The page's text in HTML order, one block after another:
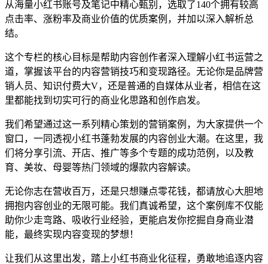
从海量小红书账号及笔记中精心甄别，选取了140个拥有较高
点击率、涨粉率及商业价值的优质案例，并加以深入解析总
结。
这个专栏的核心目标是帮助内容创作者深入理解小红书运营之
道，掌握该平台的内容营销技巧和变现路径。无论你是品牌营
销人员、知识付费大V，还是普通的自媒体从业者，相信在这
里都能找到切实可行的商业化思路和创作启发。
我们希望通过这一系列精心策划的营销案例，为大家提供一个
窗口，一同透视小红书蓬勃发展的内容创业大潮。在这里，我
们将分享引流、开店、推广等多个专题的成功范例，以及教
育、美妆、母婴等热门领域的爆款内容解读。
无论你志在营收百万，还是只想赚点零花钱，都请放心大胆地
拥抱内容创业的无限可能。我们真诚希望，这个案例库不仅能
助你少走弯路、吸收行业经验，更能启发你挖掘自身商业潜
能，最终实现内容变现的梦想！
让我们从这里出发，踏上小红书商业化征程，勇敢地追逐内容